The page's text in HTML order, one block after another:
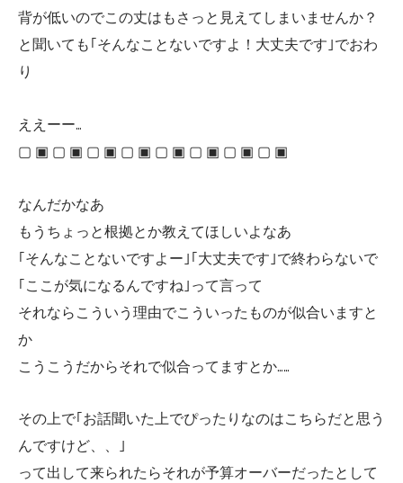
背が低いのでこの丈はもさっと見えてしまいませんか？
と聞いても｢そんなことないですよ！大丈夫です｣でおわ
り
ええーー…
▢ ▣ ▢ ▣ ▢ ▣ ▢ ▣ ▢ ▣ ▢ ▣ ▢ ▣ ▢ ▣
なんだかなあ
もうちょっと根拠とか教えてほしいよなあ
｢そんなことないですよー｣｢大丈夫です｣で終わらないで
｢ここが気になるんですね｣って言って
それならこういう理由でこういったものが似合いますと
か
こうこうだからそれで似合ってますとか……
その上で｢お話聞いた上でぴったりなのはこちらだと思う
んですけど、、｣
って出して来られたらそれが予算オーバーだったとして